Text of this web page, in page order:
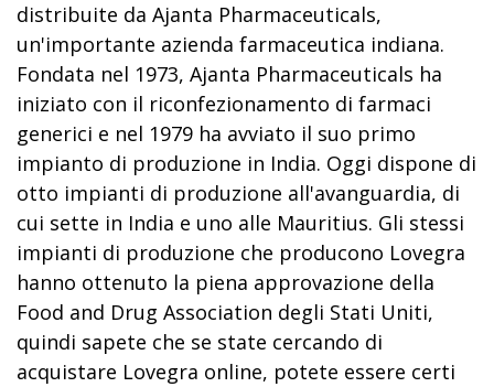
distribuite da Ajanta Pharmaceuticals,
un'importante azienda farmaceutica indiana.
Fondata nel 1973, Ajanta Pharmaceuticals ha
iniziato con il riconfezionamento di farmaci
generici e nel 1979 ha avviato il suo primo
impianto di produzione in India. Oggi dispone di
otto impianti di produzione all'avanguardia, di
cui sette in India e uno alle Mauritius. Gli stessi
impianti di produzione che producono Lovegra
hanno ottenuto la piena approvazione della
Food and Drug Association degli Stati Uniti,
quindi sapete che se state cercando di
acquistare Lovegra online, potete essere certi